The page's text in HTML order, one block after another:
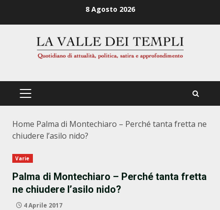
8 Agosto 2026
PRIMÄRES
Home Palma di Montechiaro – Perché tanta fretta ne
chiudere l’asilo nido?
Varie
Palma di Montechiaro – Perché tanta fretta
ne chiudere l’asilo nido?
4 Aprile 2017